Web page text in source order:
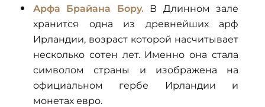
Арфа Брайана Бору.В Длинном зале
хранится одна из древнейших арф
Ирландии, возраст которой насчитывает
несколько сотен лет. Именно она стала
символом страны и изображена на
официальном гербе Ирландии и
монетах евро.